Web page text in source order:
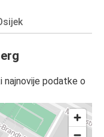
najnovije podatke o